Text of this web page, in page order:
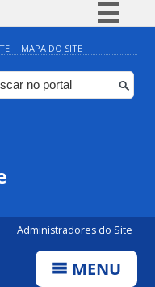
Simplifique!
Comunica BR
Participe
MAPA DO SITE
Administradores do Site
MENU